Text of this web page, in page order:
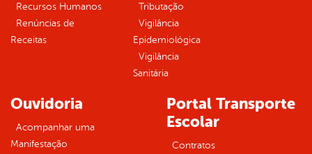
Recursos Humanos
Renúncias de
Receitas
Tributação
Vigilância
Epidemiológica
Vigilância
Sanitária
Ouvidoria
Acompanhar uma
Manifestação
Portal Transporte
Escolar
Contratos